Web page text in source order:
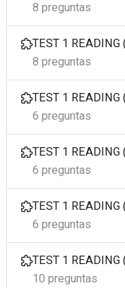
8 preguntas
TEST 1 READING
8 preguntas
TEST 1 READING
6 preguntas
TEST 1 READING
6 preguntas
TEST 1 READING
6 preguntas
TEST 1 READING
10 preguntas